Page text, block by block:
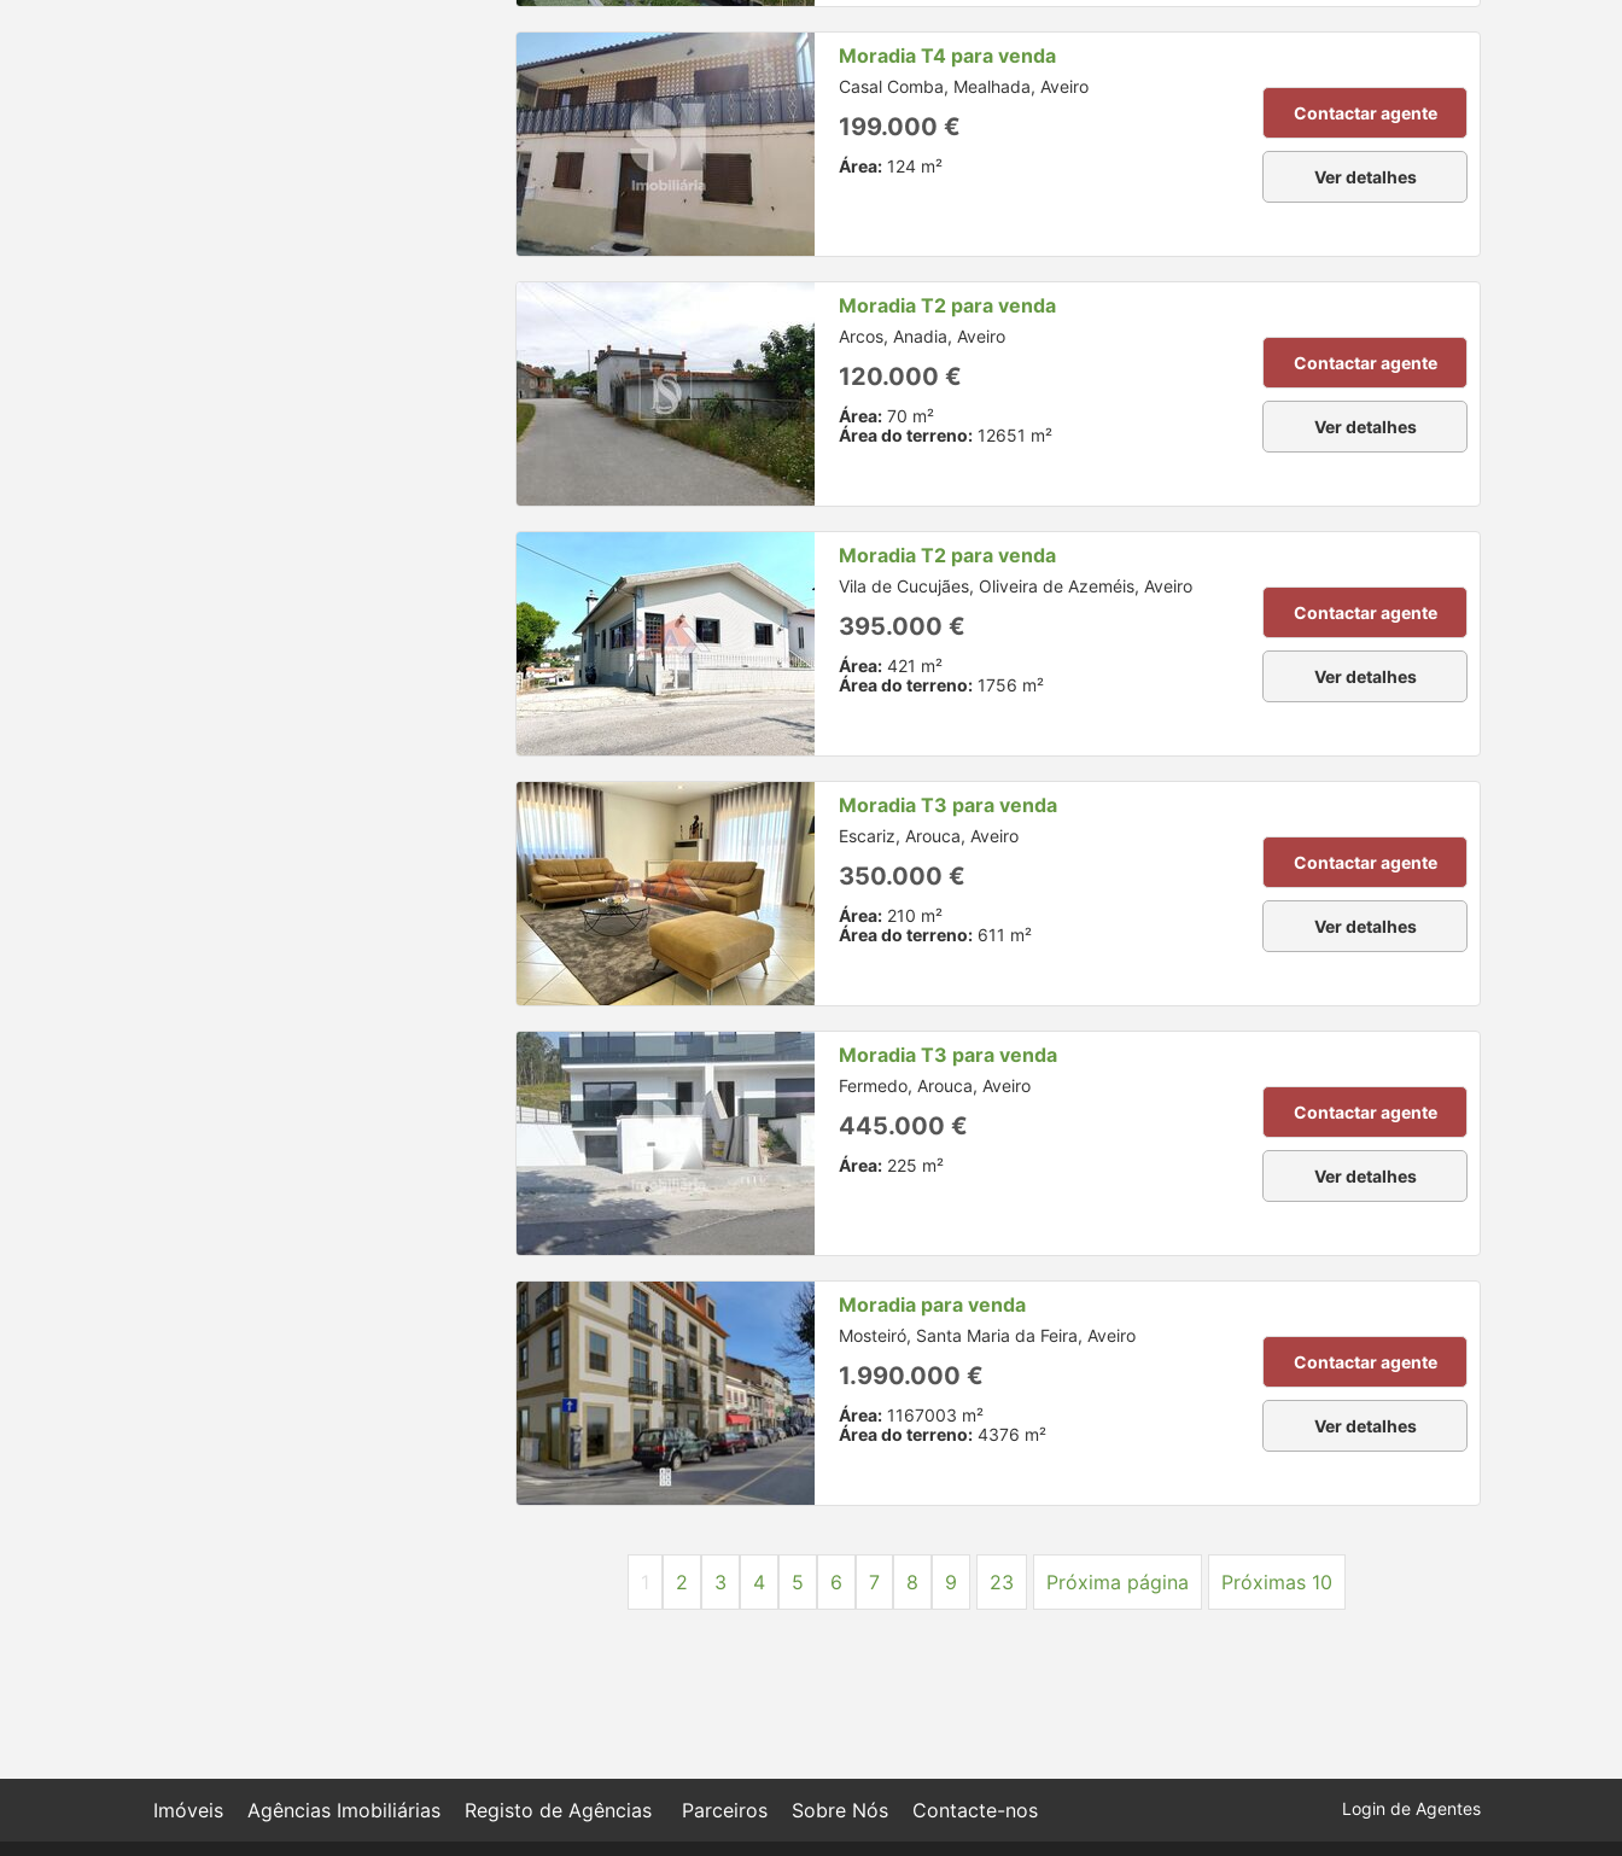
Moradia T4 para venda
Casal Comba, Mealhada, Aveiro
199.000 €
Área: 124 m²
Contactar agente
Ver detalhes
Moradia T2 para venda
Arcos, Anadia, Aveiro
120.000 €
Área: 70 m²
Área do terreno: 12651 m²
Contactar agente
Ver detalhes
Moradia T2 para venda
Vila de Cucujães, Oliveira de Azeméis, Aveiro
395.000 €
Área: 421 m²
Área do terreno: 1756 m²
Contactar agente
Ver detalhes
Moradia T3 para venda
Escariz, Arouca, Aveiro
350.000 €
Área: 210 m²
Área do terreno: 611 m²
Contactar agente
Ver detalhes
Moradia T3 para venda
Fermedo, Arouca, Aveiro
445.000 €
Área: 225 m²
Contactar agente
Ver detalhes
Moradia para venda
Mosteiró, Santa Maria da Feira, Aveiro
1.990.000 €
Área: 1167003 m²
Área do terreno: 4376 m²
Contactar agente
Ver detalhes
1 2 3 4 5 6 7 8 9 23 Próxima página Próximas 10
Imóveis Agências Imobiliárias Registo de Agências Parceiros Sobre Nós Contacte-nos Login de Agentes